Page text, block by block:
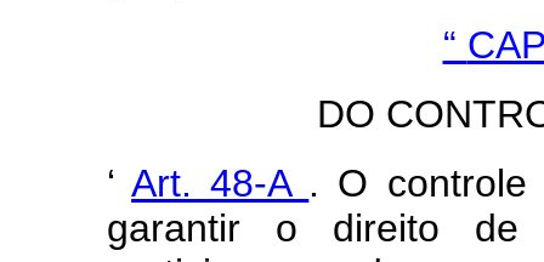
“
DO
‘Art. 48-A . O controle
garantir o direito